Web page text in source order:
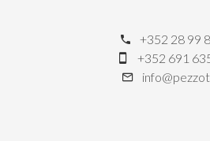
+352 28 99
+352 691